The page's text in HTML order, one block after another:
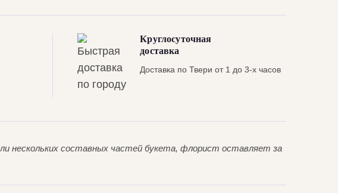
Круглосуточная
доставка
Доставка по Твери от 1 до 3-х часов
нескольких составных частей букета, флорист оставляет за